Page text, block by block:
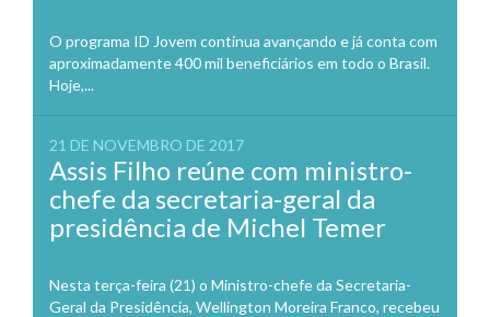
O programa ID Jovem continua avançando e já conta com
aproximadamente 400 mil beneficiários em todo o Brasil.
Hoje,...
21 DE NOVEMBRO DE 2017
Assis Filho reúne com ministro-
chefe da secretaria-geral da
presidência de Michel Temer
Nesta terça-feira (21) o Ministro-chefe da Secretaria-
Geral da Presidência, Wellington Moreira Franco, recebeu